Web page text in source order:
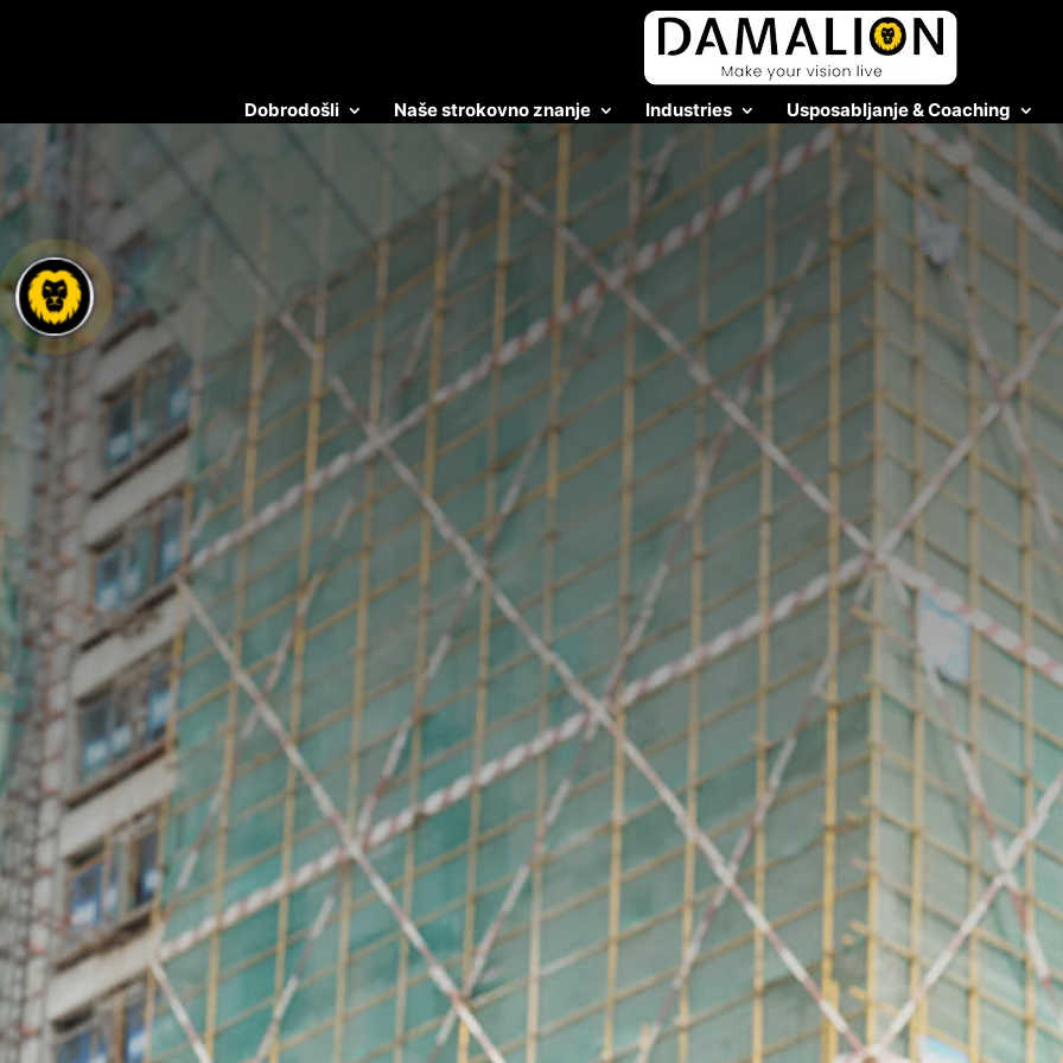
Dobrodošli Naše strokovno znanje Industries Usposabljanje & Coaching